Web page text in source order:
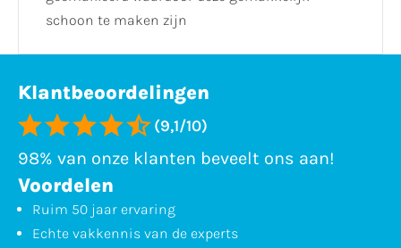
schoon te maken zijn
Klantbeoordelingen
(9,1/10)
98% van onze klanten beveelt ons aan!
Voordelen
Ruim 50 jaar ervaring
Echte vakkennis van de experts